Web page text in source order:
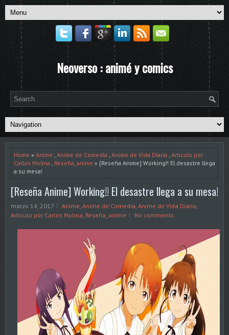
Neoverso : animé y comics
Home » Anime , Anime de Comedia , Anime de Vida Diaria , Articulo por
Carlos Molina , Reseña_anime » [Reseña Anime] Working!! El desastre llega
a su mesa!
[Reseña Anime] Working!! El desastre llega a su mesa!
marzo 14, 2017 Anime, Anime de Comedia, Anime de Vida Diaria,
Articulo por Carlos Molina, Reseña_anime No comments